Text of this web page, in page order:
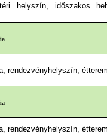
helyszín, időszakos
rendezvényhelyszín,
rendezvényhelyszín,